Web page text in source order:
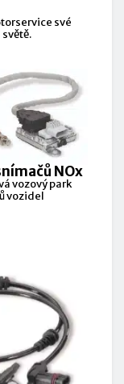
své
NOx
vozový park
vozidel